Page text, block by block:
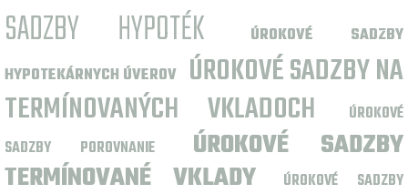
SADZBY HYPOTÉK
ÚROKOVÉ SADZBY
HYPOTEKÁRNYCH ÚVEROV ÚROKOVÉ SADZBY NA
TERMÍNOVANÝCH VKLADOCH
ÚROKOVÉ
SADZBY POROVNANIE
ÚROKOVÉ SADZBY
TERMÍNOVANÉ VKLADY
ÚROKOVÉ SADZBY